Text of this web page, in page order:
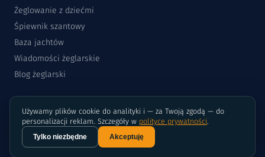
Używamy plików cookie do analityki i — za Twoją zgodą — do
personalizacji reklam. Szczegóły w polityce prywatności.
Tylko niezbędne Akceptuję
Żeglowanie z dziećmi
Śpiewnik szantowy
Baza jachtów
Wiadomości żeglarskie
Blog żeglarski
©2015-2026 Rejsomat.pl